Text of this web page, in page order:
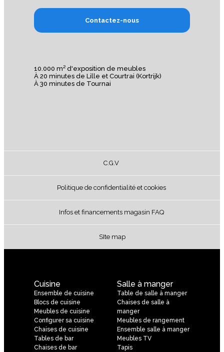
Contactez-nous
10.000 m² d'exposition de meubles
À 20 minutes de Lille et Courtrai (Kortrijk)
À 30 minutes de Tournai
C.G.V
Politique de confidentialité et cookies
Infos et financements magasin FAQ
SIte map
Cuisine
Ensemble de cuisine
Blocs de cuisine
Meubles de cuisine
Configurer sa cuisine
Chaises de cuisine
Tables de bar
Chaises de bar
Salle à manger
Table de salle à manger
Chaises de salle à
manger
Meubles de rangement
Ensemble salle à manger
Meubles TV
Tapis